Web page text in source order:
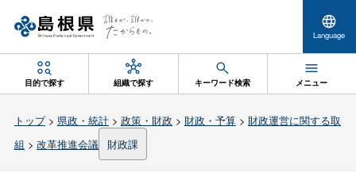
Language
目的で探す 組織で探す キーワード検索 メニュー
トップ> 県政・統計> 政策・財政 > 財政・予算> 財政運営に関する取
組 > 改革推進会議 財政課